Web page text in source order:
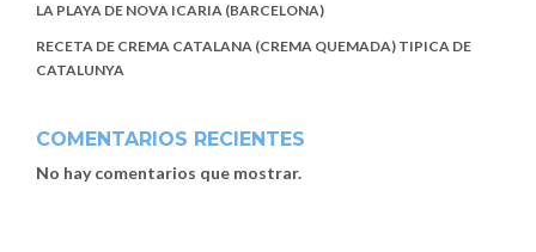
LA PLAYA DE NOVA ICARIA (BARCELONA)
RECETA DE CREMA CATALANA (CREMA QUEMADA) TIPICA DE
CATALUNYA
COMENTARIOS RECIENTES
No hay comentarios que mostrar.